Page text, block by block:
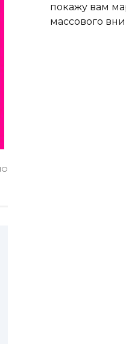
покажу вам
массового